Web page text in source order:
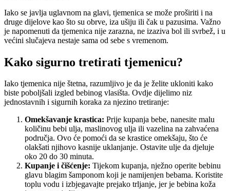
Iako se javlja uglavnom na glavi, tjemenica se može proširiti i na
druge dijelove kao što su obrve, iza ušiju ili čak u pazusima. Važno
je napomenuti da tjemenica nije zarazna, ne izaziva bol ili svrbež, i u
većini slučajeva nestaje sama od sebe s vremenom.
Kako sigurno tretirati tjemenicu?
Iako tjemenica nije štetna, razumljivo je da je želite ukloniti kako
biste poboljšali izgled bebinog vlasišta. Ovdje dijelimo niz
jednostavnih i sigurnih koraka za njezino tretiranje:
Omekšavanje krastica: Prije kupanja bebe, nanesite malu
količinu bebi ulja, maslinovog ulja ili vazelina na zahvaćena
područja. Ovo će pomoći da se krastice omekšaju, što će
olakšati njihovo kasnije uklanjanje. Ostavite ulje da djeluje
oko 20 do 30 minuta.
Kupanje i čišćenje: Tijekom kupanja, nježno operite bebinu
glavu blagim šamponom koji je namijenjen bebama. Koristite
toplu vodu i izbjegavajte prejako trljanje, jer je bebina koža